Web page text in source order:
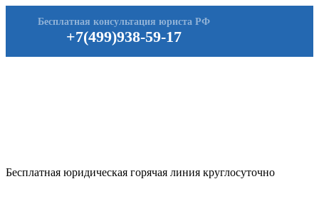
+7(499)938-59-17
Бесплатная консультация юриста РФ
Бесплатная юридическая горячая линия круглосуточно